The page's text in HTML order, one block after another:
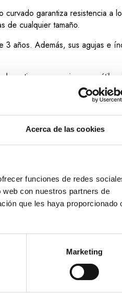
Acerca de las cookies
funciones de redes
con nuestros partners de
que les haya proporcionado
Marketing
garantiza resistencia a
de cualquier tamaño.
3 años. Además, sus agujas e
en una pieza versátil y